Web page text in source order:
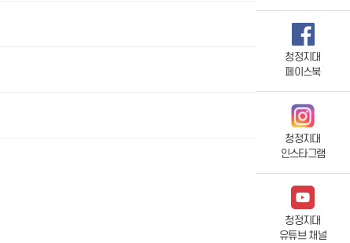
청정지대
페이스북
청정지대
인스타그램
청정지대
유튜브 채널